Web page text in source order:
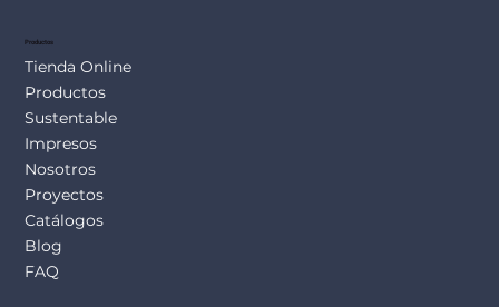
Productos
Tienda Online
Productos
Sustentable
Impresos
Nosotros
Proyectos
Catálogos
Blog
FAQ